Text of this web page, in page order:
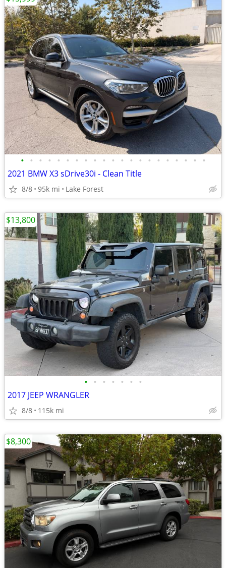
• • • • • • • • • • • • • • • • • • • • •
2021 BMW X3 sDrive30i - Clean Title
8/8 95k mi Lake Forest
• • • • • • •
2017 JEEP WRANGLER
8/8 115k mi
$13,800
$8,300